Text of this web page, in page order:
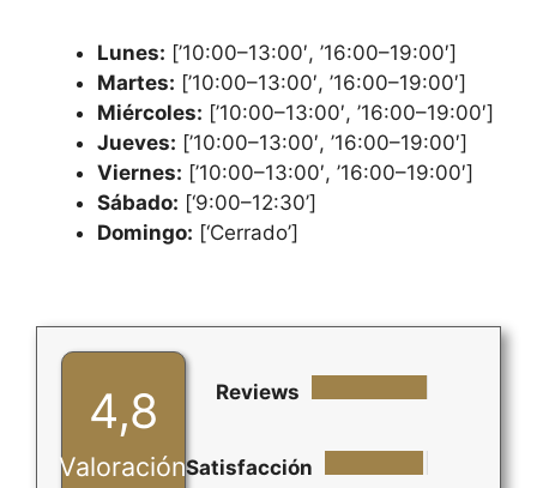
Lunes: [’10:00–13:00′, ’16:00–19:00′]
Martes: [’10:00–13:00′, ’16:00–19:00′]
Miércoles: [’10:00–13:00′, ’16:00–19:00′]
Jueves: [’10:00–13:00′, ’16:00–19:00′]
Viernes: [’10:00–13:00′, ’16:00–19:00′]
Sábado: [‘9:00–12:30’]
Domingo: [‘Cerrado’]
4,8
Valoración
Reviews
Satisfacción